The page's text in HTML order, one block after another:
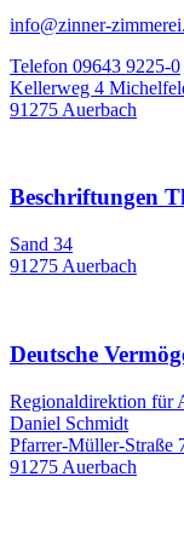
info@zinner-
Telefon 09643 9225-0
Kellerweg 4
91275 Auerbach
Beschriftungen
Sand 34
91275 Auerbach
Deutsche
Regionaldirektion für
Daniel Schmidt
Pfarrer-Müller-Straße
91275 Auerbach